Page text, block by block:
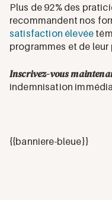
Plus de 92% des
recommandent nos
satisfaction élevée
programmes et de
Inscrivez-vous
indemnisation
{{banniere-bleue}}